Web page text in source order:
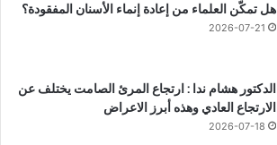
هل تمكّن العلماء من إعادة إنماء الأسنان المفقودة؟
2026-07-21
الدكتور هشام ندا : ارتجاع المرئ الصامت يختلف عن
الارتجاع العادي وهذه أبرز الاعراض
2026-07-18